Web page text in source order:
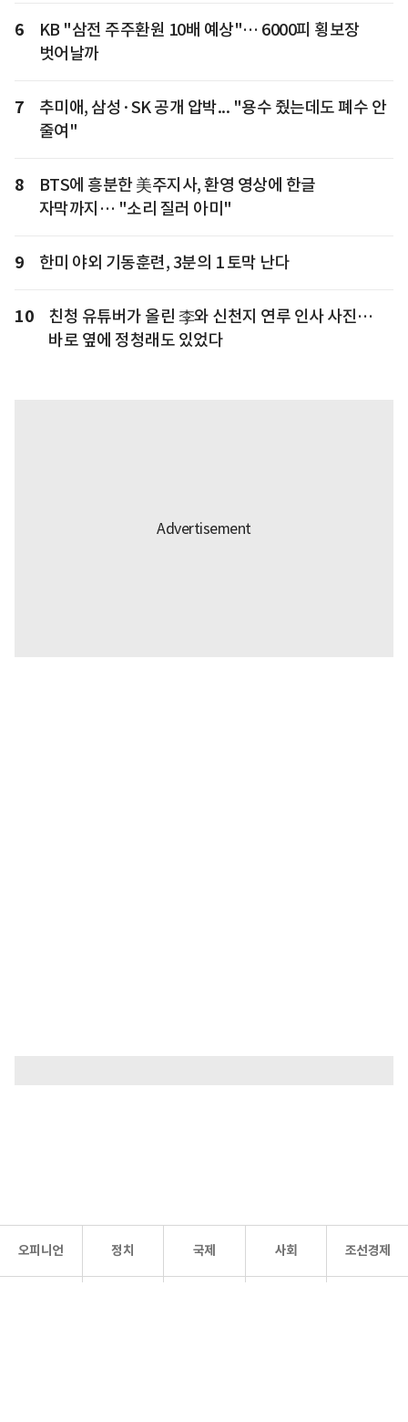
6
KB "삼전 주주환원 10배 예상"… 6000피 횡보장
벗어날까
7
추미애, 삼성·SK 공개 압박... "용수 줬는데도 폐수 안
줄여"
8
BTS에 흥분한 美주지사, 환영 영상에 한글
자막까지… "소리 질러 아미"
9 한미 야외 기동훈련, 3분의 1 토막 난다
10
친청 유튜버가 올린 李와 신천지 연루 인사 사진…
바로 옆에 정청래도 있었다
오피니언 정치 국제 사회 조선경제